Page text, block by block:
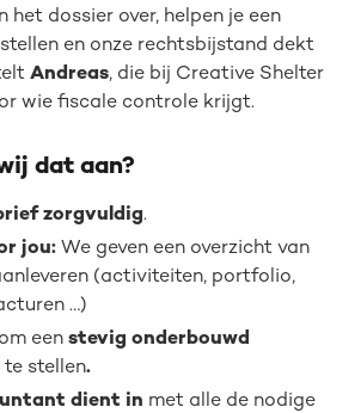
het dossier over, helpen je een
en onze rechtsbijstand dekt
Andreas, die bij Creative Shelter
wie fiscale controle krijgt.
dat aan?
zorgvuldig.
jou: We geven een overzicht van
(activiteiten, portfolio,
…)
een stevig onderbouwd
te stellen.
dient in met alle de nodige